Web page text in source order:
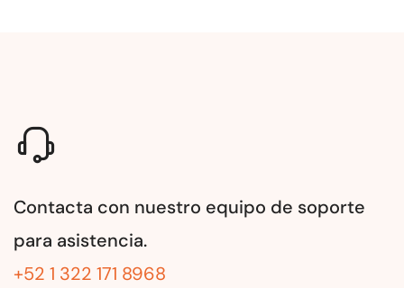
Contacta con nuestro equipo de soporte
para asistencia.
+52 1 322 171 8968